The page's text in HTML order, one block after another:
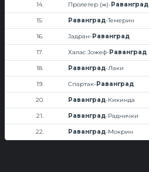
14. Пролетер (ж)-Раванград
15. Раванград-Темерин
16. Јадран-Раванград
17. Халас Јожеф-Раванград
18. Раванград-Лаки
19. Спартак-Раванград
20. Раванград-Кикинда
21. Раванград-Раднички
22. Раванград-Мокрин